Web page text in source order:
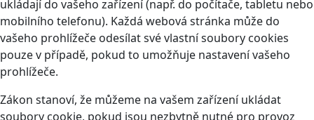
ukládají do vašeho zařízení (např. do počítače, tabletu nebo
mobilního telefonu). Každá webová stránka může do
vašeho prohlížeče odesílat své vlastní soubory cookies
pouze v případě, pokud to umožňuje nastavení vašeho
prohlížeče.
Zákon stanoví, že můžeme na vašem zařízení ukládat
soubory cookie, pokud jsou nezbytně nutné pro provoz